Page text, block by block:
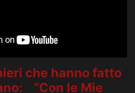
che hanno fatto
“Con le Mie